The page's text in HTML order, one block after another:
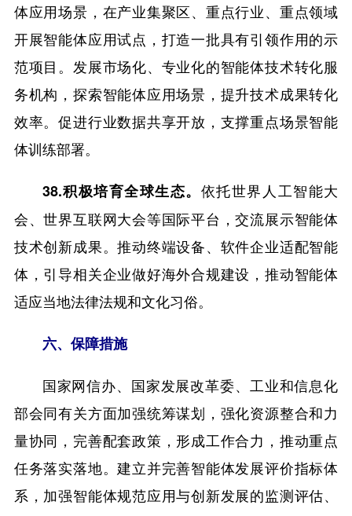
体应用场景，在产业集聚区、重点行业、重点领域
开展智能体应用试点，打造一批具有引领作用的示
范项目。发展市场化、专业化的智能体技术转化服
务机构，探索智能体应用场景，提升技术成果转化
效率。促进行业数据共享开放，支撑重点场景智能
体训练部署。
38.积极培育全球生态。 依托世界人工智能大
会、世界互联网大会等国际平台，交流展示智能体
技术创新成果。推动终端设备、软件企业适配智能
体，引导相关企业做好海外合规建设，推动智能体
适应当地法律法规和文化习俗。
六、保障措施
国家网信办、国家发展改革委、工业和信息化
部会同有关方面加强统筹谋划，强化资源整合和力
量协同，完善配套政策，形成工作合力，推动重点
任务落实落地。建立并完善智能体发展评价指标体
系，加强智能体规范应用与创新发展的监测评估、